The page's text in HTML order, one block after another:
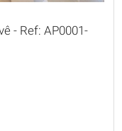
- Ref: AP0001-